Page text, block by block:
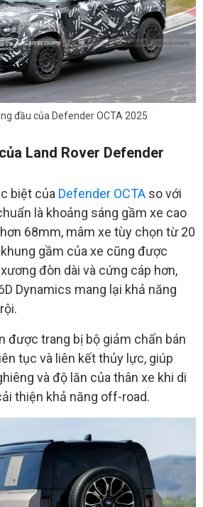
đầu của Defender OCTA 2025
Land Rover Defender
biệt của Defender OCTA so với
là khoảng sáng gầm xe cao
68mm, mâm xe tùy chọn từ 20
gầm của xe cũng được
đòn dài và cứng cáp hơn,
Dynamics mang lại khả năng
được trang bị bộ giảm chấn bán
tục và liên kết thủy lực, giúp
và độ lăn của thân xe khi di
thiện khả năng off-road.